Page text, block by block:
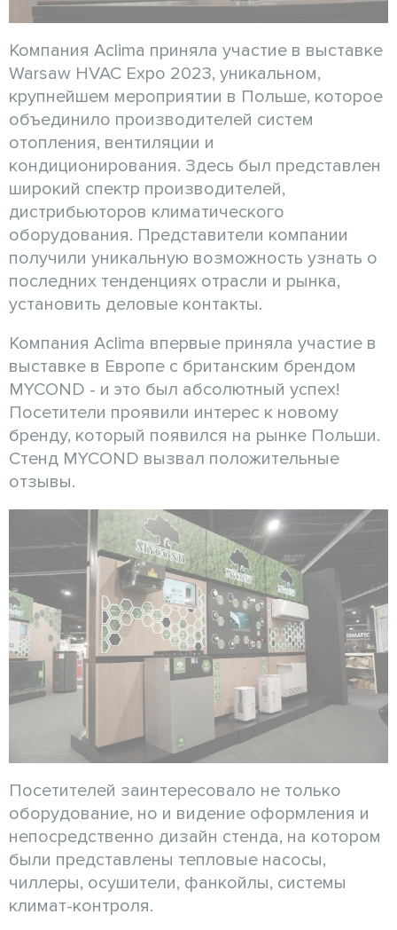
Компания Aclima приняла участие в выставке
Warsaw HVAC Expo 2023, уникальном,
крупнейшем мероприятии в Польше, которое
объединило производителей систем
отопления, вентиляции и
кондиционирования. Здесь был представлен
широкий спектр производителей,
дистрибьюторов климатического
оборудования. Представители компании
получили уникальную возможность узнать о
последних тенденциях отрасли и рынка,
установить деловые контакты.
Компания Aclima впервые приняла участие в
выставке в Европе с британским брендом
MYCOND - и это был абсолютный успех!
Посетители проявили интерес к новому
бренду, который появился на рынке Польши.
Стенд MYCOND вызвал положительные
отзывы.
Посетителей заинтересовало не только
оборудование, но и видение оформления и
непосредственно дизайн стенда, на котором
были представлены тепловые насосы,
чиллеры, осушители, фанкойлы, системы
климат-контроля.